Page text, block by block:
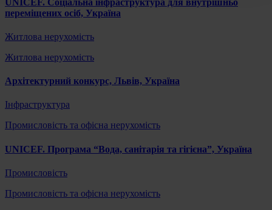
переміщених осіб, Україна
Житлова нерухомість
Житлова нерухомість
Архітектурний конкурс, Львів, Україна
Інфраструктура
Промисловість та офісна нерухомість
UNICEF. Програма “Вода, санітарія та гігієна”, Україна
Промисловість
Промисловість та офісна нерухомість